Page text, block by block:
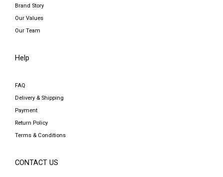
Brand Story
Our Values
Our Team
Help
FAQ
Delivery & Shipping
Payment
Return Policy
Terms & Conditions
CONTACT US